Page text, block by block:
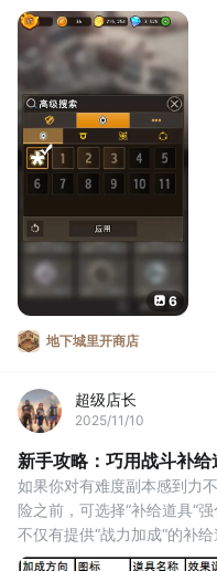
所以，想要在市场淘到更高
级，才能打开更广阔的市场。
那么，如何快速提升账号等
1.提升等级需要的经验来源
越高，售卖时获得的经验也
对经验进
6
地下城里开商店
超级店长
2025/11/10
新手攻略：巧用战斗补给
如果你对有难度副本感到力
险之前，可选择“补给道具“强
不仅有提供“战力加成“的补
度、“战利品“也有加成效果：